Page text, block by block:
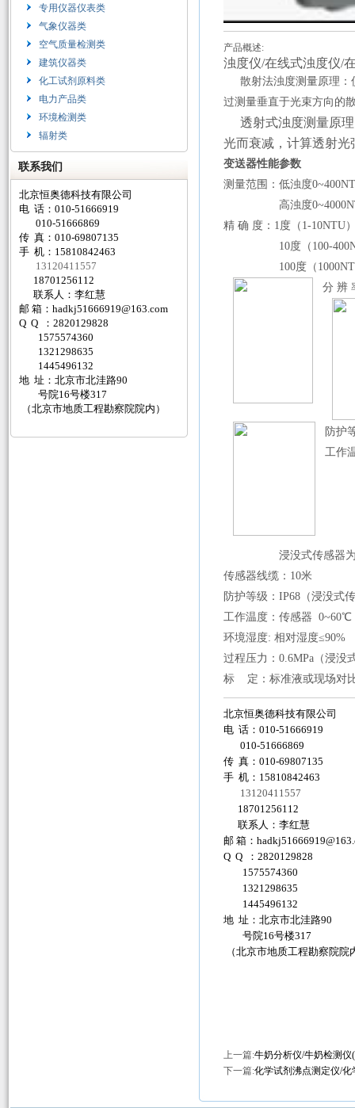
专用仪器仪表类
气象仪器类
空气质量检测类
建筑仪器类
化工试剂原料类
电力产品类
环境检测类
辐射类
联系我们
北京恒奥德科技有限公司
电 话：010-51666919
010-51666869
传 真：010-69807135
手 机：15810842463
13120411557
18701256112
联系人：李红慧
邮 箱： hadkj51666919@163.com
Q Q ：2820129828
1575574360
1321298635
1445496132
地 址：北京市北洼路90
号院16号楼317
（北京市地质工程勘察院院内）
产品概述:
浊度仪/在线式浊度仪/
散射法浊度测量原理
过测量垂直于光束方向的
透射式浊度测量原
光而衰减，计算透射
变送器性能参数
测量范围： 低浊度0~
高浊度0~
精 确 度： 1度（ 1-10NTU
10度（ 100-
100度（
分 辨
防护
工作
浸没式传感器
传感器线缆： 10米
防护等级： IP68 （浸没式
工作温度： 传感器 0~60℃
环境湿度: 相对湿度≤90%
过程压力：0.6MPa（浸没
标 定：标准液或现场对
北京恒奥德科技有限公司
电 话：010-51666919
010-51666869
传 真：010-69807135
手 机：15810842463
13120411557
18701256112
联系人：李红慧
邮 箱：
Q Q ：2820129828
1575574360
1321298635
1445496132
地 址：北京市北洼路90
号院16号楼317
（北京市地质工程勘察院院
上一篇:牛奶分析仪/牛奶检测仪
下一篇:化学试剂沸点测定仪/